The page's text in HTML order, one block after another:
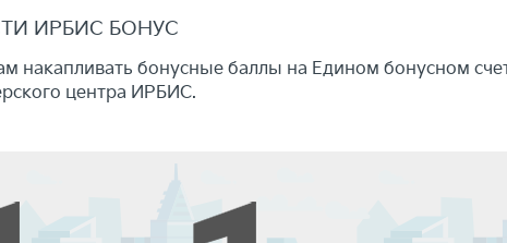
ИРБИС БОНУС
бонусные баллы на Едином бонусном
центра ИРБИС.